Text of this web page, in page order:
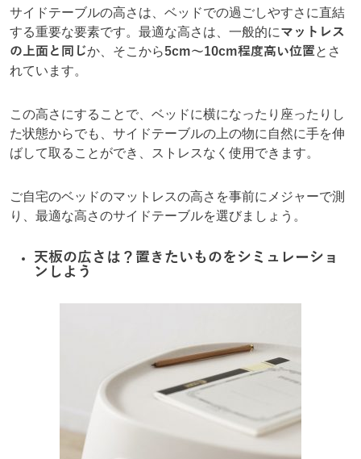
サイドテーブルの高さは、ベッドでの過ごしやすさに直結
する重要な要素です。最適な高さは、一般的にマットレス
の上面と同じか、そこから5cm〜10cm程度高い位置とさ
れています。
この高さにすることで、ベッドに横になったり座ったりし
た状態からでも、サイドテーブルの上の物に自然に手を伸
ばして取ることができ、ストレスなく使用できます。
ご自宅のベッドのマットレスの高さを事前にメジャーで測
り、最適な高さのサイドテーブルを選びましょう。
天板の広さは？置きたいものをシミュレーショ
ンしよう